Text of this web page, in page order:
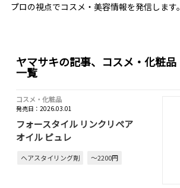
プロの視点でコスメ・美容情報を発信します。
ヤマサキの記事、コスメ・化粧品
一覧
コスメ・化粧品
発売日：2026.03.01
フォースタイル リンクリペア
オイル ピュレ
ヘアスタイリング剤 ～2200円